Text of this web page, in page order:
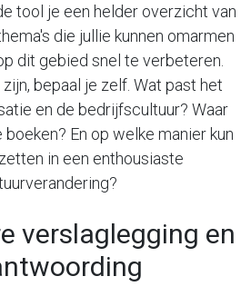
tool je een helder overzicht van
die jullie kunnen omarmen
dit gebied snel te verbeteren.
bepaal je zelf. Wat past het
en de bedrijfscultuur? Waar
En op welke manier kun
in een enthousiaste
verslaglegging en